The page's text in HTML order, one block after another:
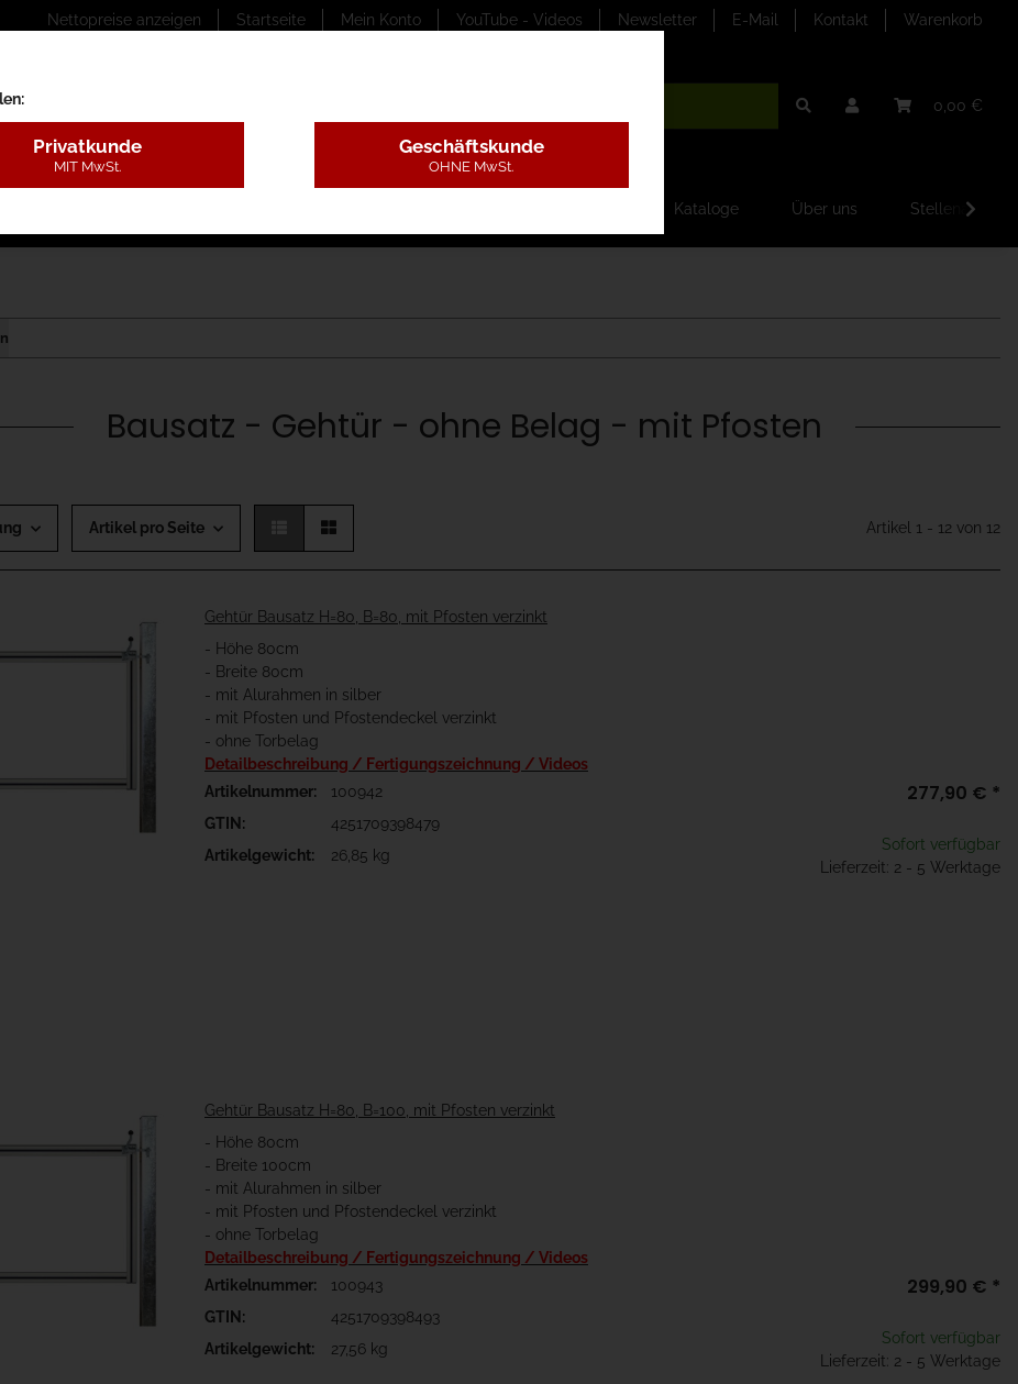
Nettopreise anzeigen Startseite Mein Konto YouTube - Videos Newsletter E-Mail Kontakt Warenkorb
0,00 €
Kataloge Über uns
Bausatz - Gehtür - ohne Belag - mit Pfosten
Artikel pro Seite Artikel 1 - 12 von 12
Gehtür Bausatz H=80, B=80, mit Pfosten verzinkt
- Höhe 80cm
- Breite 80cm
- mit Alurahmen in silber
- mit Pfosten und Pfostendeckel verzinkt
- ohne Torbelag
Detailbeschreibung / Fertigungszeichnung / Videos
Artikelnummer:
100942
GTIN:
4251709398479
Artikelgewicht:
26,85 kg
277,90 € *
Sofort verfügbar
Lieferzeit: 2 - 5 Werktage
Gehtür Bausatz H=80, B=100, mit Pfosten verzinkt
- Höhe 80cm
- Breite 100cm
- mit Alurahmen in silber
- mit Pfosten und Pfostendeckel verzinkt
- ohne Torbelag
Detailbeschreibung / Fertigungszeichnung / Videos
Artikelnummer:
100943
GTIN:
4251709398493
Artikelgewicht:
27,56 kg
299,90 € *
Sofort verfügbar
Lieferzeit: 2 - 5 Werktage
Privatkunde
MIT MwSt.
Geschäftskunde
OHNE MwSt.